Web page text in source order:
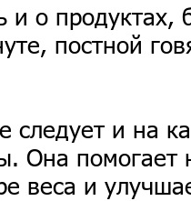
и о продуктах,
постной
следует и на
Она
веса и